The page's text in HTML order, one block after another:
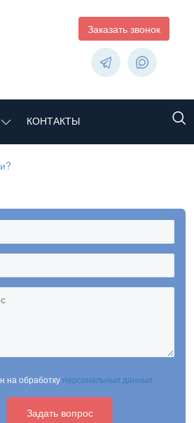
Заказать звонок
КОНТАКТЫ
на обработку персональных данных